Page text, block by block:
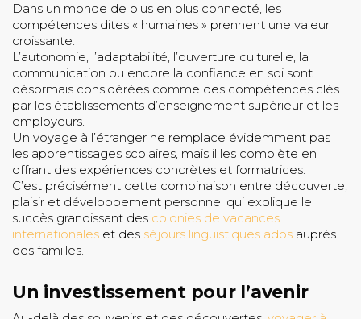
Dans un monde de plus en plus connecté, les
compétences dites « humaines » prennent une valeur
croissante.
L’autonomie, l’adaptabilité, l’ouverture culturelle, la
communication ou encore la confiance en soi sont
désormais considérées comme des compétences clés
par les établissements d’enseignement supérieur et les
employeurs.
Un voyage à l’étranger ne remplace évidemment pas
les apprentissages scolaires, mais il les complète en
offrant des expériences concrètes et formatrices.
C’est précisément cette combinaison entre découverte,
plaisir et développement personnel qui explique le
succès grandissant des colonies de vacances
internationales et des séjours linguistiques ados auprès
des familles.
Un investissement pour l’avenir